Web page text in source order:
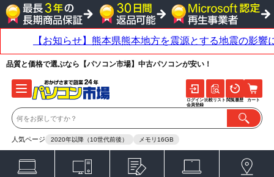
品質と価格で選ぶなら【パソコン市場】中古パソコンが安い！
人気ページ 2020年以降（10世代前後） メモリ16GB
ログイン
会員登録
比較リスト 閲覧履歴 カート